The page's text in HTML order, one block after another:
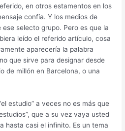
en otros estamentos en los
confía. Y los medios de
selecto grupo. Pero es que la
leído el referido artículo, cosa
aparecería la palabra
que sirve para designar desde
de millón en Barcelona, o una
estudio” a veces no es más que
que a su vez vaya usted
hasta casi el infinito. Es un tema